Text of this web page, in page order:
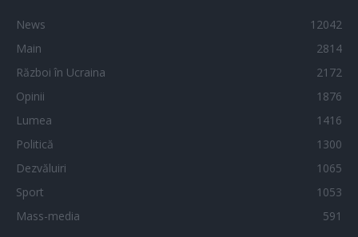
News
12042
Main
2814
Război în Ucraina
2172
Opinii
1876
Lumea
1416
Politică
1300
Dezvăluiri
1065
Sport
1053
Mass-media
591